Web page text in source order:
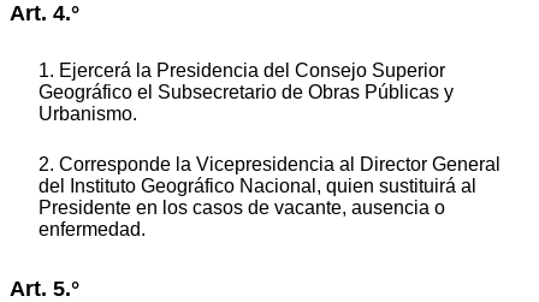
Art. 4.°
1. Ejercerá la Presidencia del Consejo Superior
Geográfico el Subsecretario de Obras Públicas y
Urbanismo.
2. Corresponde la Vicepresidencia al Director General
del Instituto Geográfico Nacional, quien sustituirá al
Presidente en los casos de vacante, ausencia o
enfermedad.
Art. 5.°